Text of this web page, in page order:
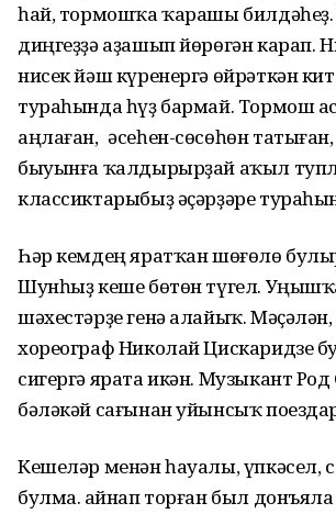
һай, тормошҡа ҡара­шы билдәһеҙ.
диңгеҙҙә аҙашып йөрөгән карап.
нисек йәш күренергә өйрәткән
тураһында һүҙ бармай. Тормош
аңлаған, әсеһен-сөсөһөн
быуынға ҡалдырырҙай аҡыл
классиктарыбыҙ әҫәрҙәре
Һәр кемдең яратҡан шөғөлө
Шунһыҙ кеше бөтөн түгел.
шәхестәрҙе генә алайыҡ.
хореограф Николай Цискаридзе
сигергә ярата икән. Музыкант
бәләкәй сағынан уйынсыҡ
Кешеләр менән һауалы, үпкәсел,
булма. Ҡайнап торған был